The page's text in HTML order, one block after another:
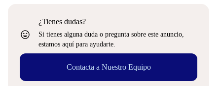
sentiment_very_satisfied
¿Tienes dudas?
Si tienes alguna duda o pregunta sobre este anuncio,
estamos aquí para ayudarte.
Contacta a Nuestro Equipo